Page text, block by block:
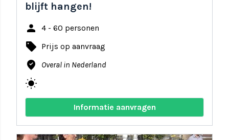
blijft hangen!
person 4 - 60 personen
local_offer Prijs op aanvraag
where_to_vote Overal in Nederland
wb_sunny
Informatie aanvragen